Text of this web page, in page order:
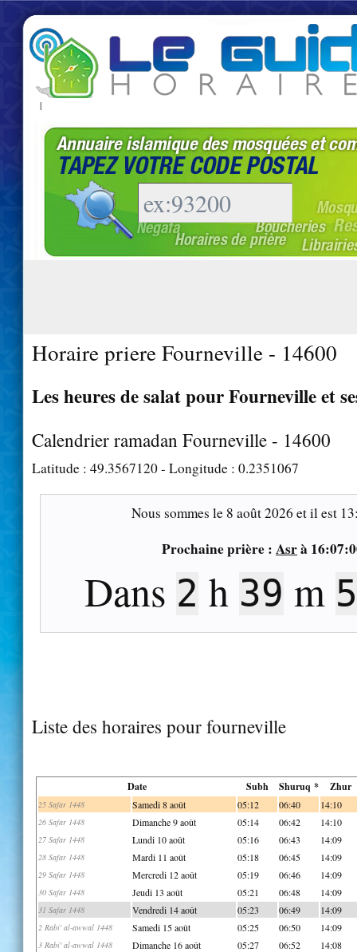
|
Horaire priere Fourneville - 14600
Les heures de salat pour Fourneville et
Calendrier ramadan Fourneville - 14600
Latitude : 49.3567120- Longitude : 0.2351067
Nous sommes le 8 août 2026 et il est
Prochaine prière : Asrà
Dans 2 h 39 m
Liste des horaires pour fourneville
Date Subh Shuruq * Zhur
25 Safar 1448 Samedi 8 août 05:12 06:40 14:10
26 Safar 1448 Dimanche 9 août 05:14 06:42 14:10
27 Safar 1448 Lundi 10 août 05:16 06:43 14:09
28 Safar 1448 Mardi 11 août 05:18 06:45 14:09
29 Safar 1448 Mercredi 12 août 05:19 06:46 14:09
30 Safar 1448 Jeudi 13 août 05:21 06:48 14:09
31 Safar 1448 Vendredi 14 août 05:23 06:49 14:09
2 Rabi' al-awwal 1448 Samedi 15 août 05:25 06:50 14:09
3 Rabi' al-awwal 1448 Dimanche 16 août 05:27 06:52 14:08